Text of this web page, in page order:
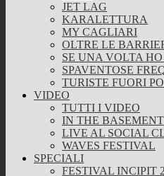
JET LAG
KARALETTURA
MY CAGLIARI
OLTRE LE
SE UNA VOLTA
SPAVENTOSE
TURISTE FUORI
VIDEO
TUTTI I VIDEO
IN THE BASEMENT
LIVE AL SOCIAL
WAVES FESTIVAL
SPECIALI
FESTIVAL INCIPIT